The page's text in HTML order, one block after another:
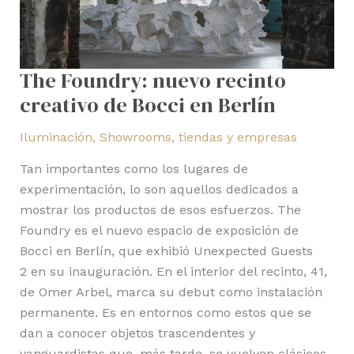
The Foundry: nuevo recinto
creativo de Bocci en Berlín
Iluminación, Showrooms, tiendas y empresas
Tan importantes como los lugares de
experimentación, lo son aquellos dedicados a
mostrar los productos de esos esfuerzos. The
Foundry es el nuevo espacio de exposición de
Bocci en Berlín, que exhibió Unexpected Guests
2 en su inauguración. En el interior del recinto, 41,
de Omer Arbel, marca su debut como instalación
permanente. Es en entornos como estos que se
dan a conocer objetos trascendentes y
Berlín